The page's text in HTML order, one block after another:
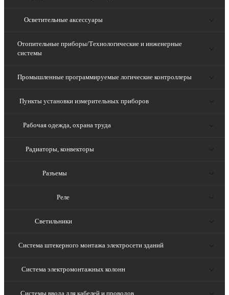
Осветительные аксессуары
Отопительные приборы/Технологические и инженерные
системы
Промышленные программируемые логические контроллеры
Пункты установки измерительных приборов
Рабочая одежда, охрана труда
Радиаторы, конвекторы
Разъемы
Реле
Светильники
Система штекерного монтажа электросети зданий
Система электромонтажных колонн
Системы ввода для кабелей и проводов